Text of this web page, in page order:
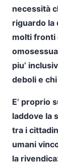
necessità
riguardo la
molti fronti
piu’
deboli e
E’ proprio
laddove la
tra i
umani
la